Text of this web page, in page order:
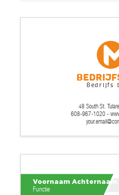
Bedrijfs
608-967-1020 -
48 South St.
Voornaam Achternaam
Functie